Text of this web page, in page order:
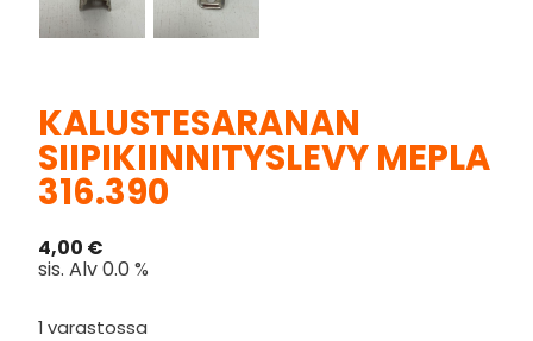
KALUSTESARANAN
SIIPIKIINNITYSLEVY MEPLA
316.390
4,00 €
sis. Alv 0.0 %
1 varastossa